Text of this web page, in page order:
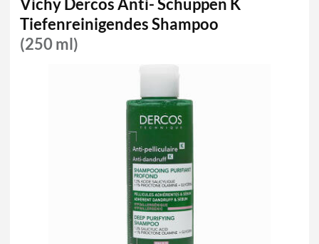
Vichy Dercos Anti- Schuppen K
Tiefenreinigendes Shampoo
(250 ml)